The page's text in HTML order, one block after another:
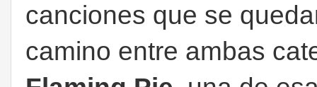
canciones que se
camino entre ambas